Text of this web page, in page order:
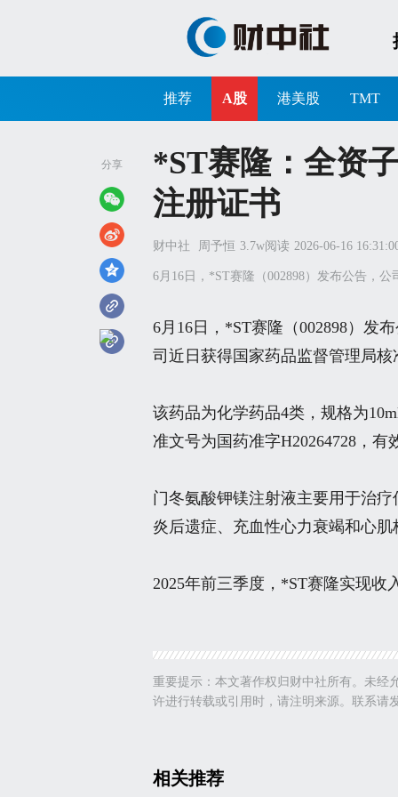
推荐 A股 港美股 TMT
*ST赛隆：全资
注册证书
财中社 周予恒 3.7w阅读 2026-06-16
6月16日，*ST赛隆（002898）发布公告，
6月16日，*ST赛隆（002898）发
司近日获得国家药品监督管理局
该药品为化学药品4类，规格为
准文号为国药准字H20264728，有
门冬氨酸钾镁注射液主要用于治
炎后遗症、充血性心力衰竭和心
2025年前三季度，*ST赛隆实现收
重要提示：本文著作权归财中社所有。未经
许进行转载或引用时，请注明来源。联系请
相关推荐
分享